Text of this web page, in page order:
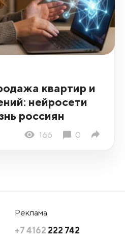
квартир и
нейросети
россиян
166 0
Реклама
+7 4162 222 742